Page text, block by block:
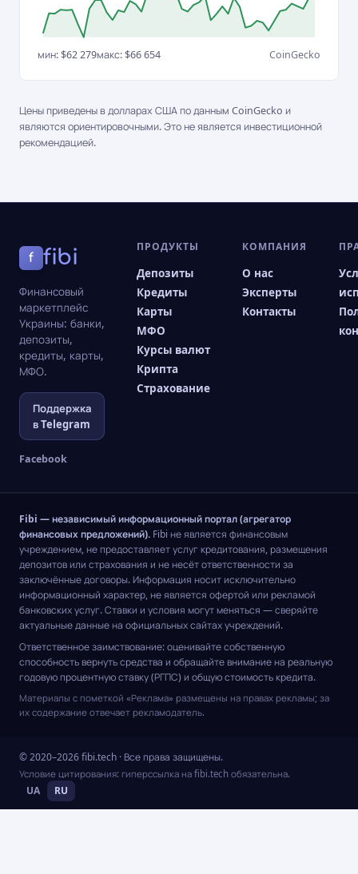
мин:$62 279макс:$66 654 CoinGecko
Цены приведены в долларах США по данным CoinGecko и
являются ориентировочными. Это не является инвестиционной
рекомендацией.
f fibi
Финансовый
маркетплейс
Украины: банки,
депозиты,
кредиты, карты,
МФО.
Поддержка
в Telegram
Facebook
ПРОДУКТЫ
Депозиты
Кредиты
Карты
МФО
Курсы валют
Крипта
Страхование
КОМПАНИЯ
О нас
Эксперты
Контакты
Fibi — независимый информационный портал (агрегатор
финансовых предложений). Fibi не является финансовым
учреждением, не предоставляет услуг кредитования, размещения
депозитов или страхования и не несёт ответственности за
заключённые договоры. Информация носит исключительно
информационный характер, не является офертой или рекламой
банковских услуг. Ставки и условия могут меняться — сверяйте
актуальные данные на официальных сайтах учреждений.
Ответственное заимствование: оценивайте собственную
способность вернуть средства и обращайте внимание на реальную
годовую процентную ставку (РГПС) и общую стоимость кредита.
Материалы с пометкой «Реклама» размещены на правах рекламы; за
их содержание отвечает рекламодатель.
© 2020–2026 fibi.tech · Все права защищены.
Условие цитирования: гиперссылка на fibi.tech обязательна.
UA RU